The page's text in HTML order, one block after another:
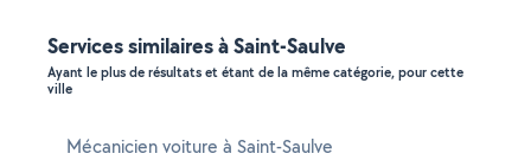
Services similaires à Saint-Saulve
Ayant le plus de résultats et étant de la même catégorie, pour cette
ville
Mécanicien voiture à Saint-Saulve